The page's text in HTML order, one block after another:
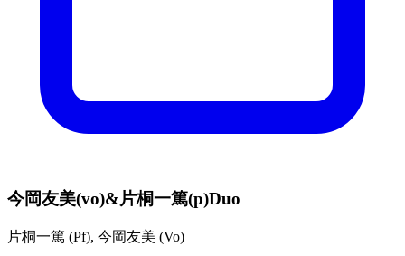
今岡友美(vo)&片桐一篤(p)Duo
片桐一篤 (Pf), 今岡友美 (Vo)